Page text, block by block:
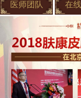
医师团队 在